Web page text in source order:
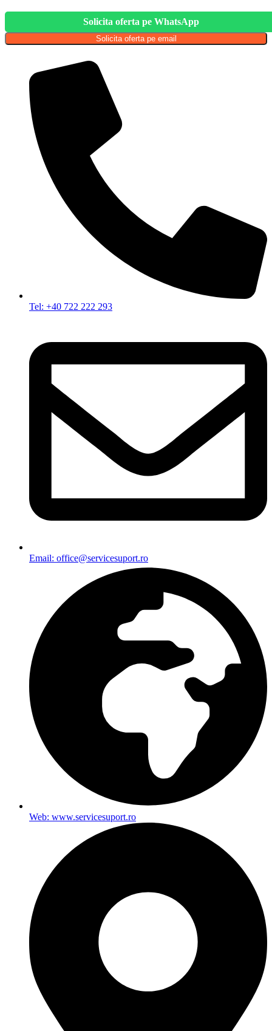
Solicita oferta pe WhatsApp
Solicita oferta pe email
Tel: +40 722 222 293
Email: office@servicesuport.ro
Web: www.servicesuport.ro